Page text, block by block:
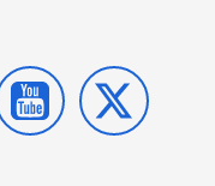
YOUTUBE
X